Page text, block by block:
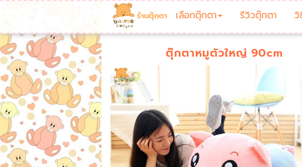
ร้านตุ๊กตา เลือกตุ๊กตา รีวิวตุ๊กตา
ตุ๊กตาหมูตัวใหญ่ 90cm